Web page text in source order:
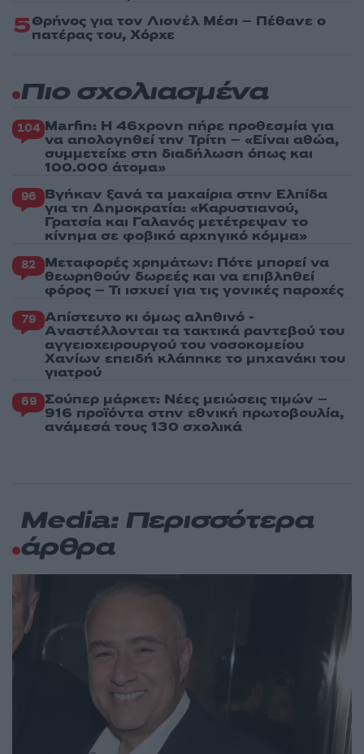
5Θρήνος για τον Λιονέλ Μέσι – Πέθανε ο
πατέρας του, Χόρχε
Πιο σχολιασμένα
104 Marfin: Η 46χρονη πήρε προθεσμία για
να απολογηθεί την Τρίτη – «Είναι αθώα,
συμμετείχε στη διαδήλωση όπως και
100.000 άτομα»
96 Βγήκαν ξανά τα μαχαίρια στην Ελπίδα
για τη Δημοκρατία: «Καρυστιανού,
Γρατσία και Γαλανός μετέτρεψαν το
κίνημα σε φοβικό αρχηγικό κόμμα»
82 Μεταφορές χρημάτων: Πότε μπορεί να
θεωρηθούν δωρεές και να επιβληθεί
φόρος – Τι ισχυεί για τις γονικές παροχές
79 Απίστευτο κι όμως αληθινό -
Aναστέλλονται τα τακτικά ραντεβού του
αγγειοχειρουργού του νοσοκομείου
Χανίων επειδή κλάπηκε το μηχανάκι του
γιατρού
69 Σούπερ μάρκετ: Νέες μειώσεις τιμών –
916 προϊόντα στην εθνική πρωτοβουλία,
ανάμεσά τους 130 σχολικά
Media: Περισσότερα
άρθρα